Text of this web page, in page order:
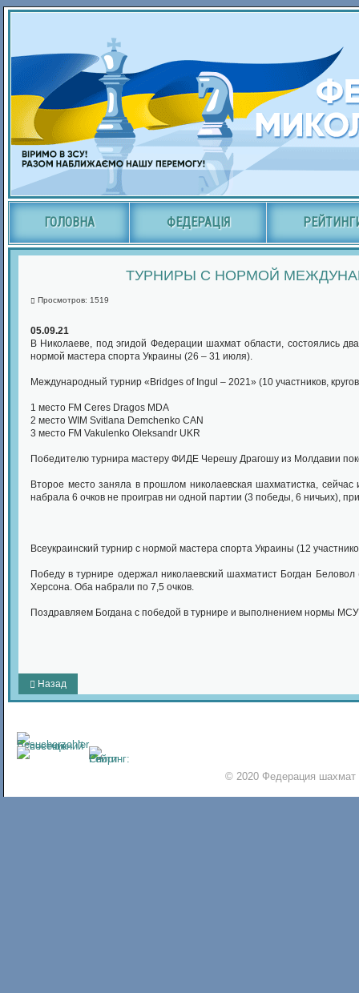
ГОЛОВНА ФЕДЕРАЦІЯ
ТУРНИРЫ С НОРМОЙ
Просмотров: 1519
05.09.21
В Николаеве, под эгидой Федерации шахмат области, состоялись
нормой мастера спорта Украины (26 – 31 июля).
Международный турнир «Bridges of Ingul – 2021» (10 участников,
1 место FM Ceres Dragos MDA
2 место WIM Svitlana Demchenko CAN
3 место FM Vakulenko Oleksandr UKR
Победителю турнира мастеру ФИДЕ Черешу Драгошу из Молдавии
Второе место заняла в прошлом николаевская шахматистка,
набрала 6 очков не проиграв ни одной партии (3 победы, 6 ничьих),
Всеукраинский турнир с нормой мастера спорта Украины (12
Победу в турнире одержал николаевский шахматист Богдан
Херсона. Оба набрали по 7,5 очков.
Поздравляем Богдана с победой в турнире и выполнением нормы
Назад
© 2020 Федерация шахмат